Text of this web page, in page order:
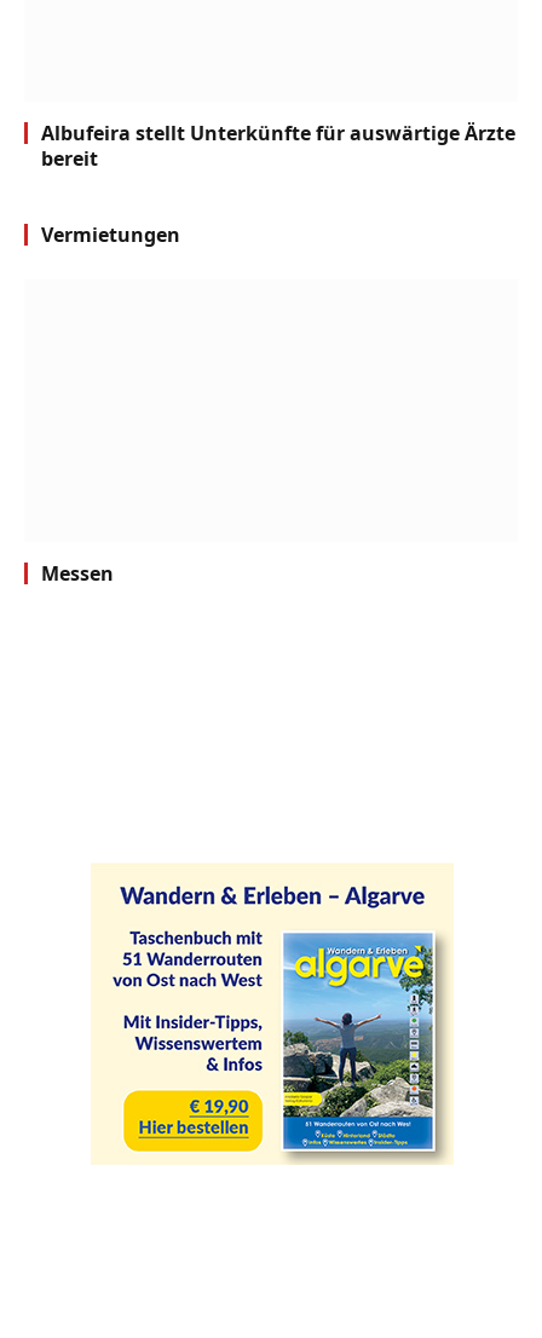
Albufeira stellt Unterkünfte für auswärtige Ärzte
bereit
Vermietungen
Messen